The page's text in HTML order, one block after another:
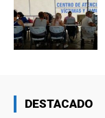
DESTACADO